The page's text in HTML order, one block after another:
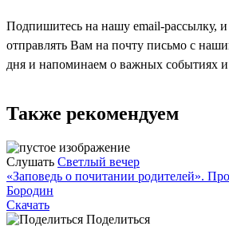
Подпишитесь на нашу email-рассылку,
отправлять Вам на почту письмо с
дня и напоминаем о важных событиях и
Также рекомендуем
Слушать Светлый вечер
«Заповедь о почитании родителей».
Бородин
Скачать
Поделиться